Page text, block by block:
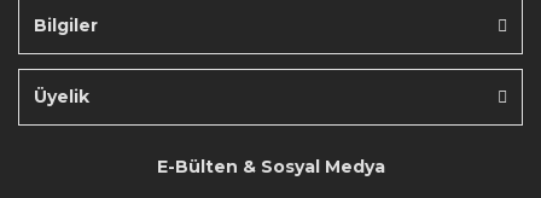
Bilgiler
Üyelik
E-Bülten & Sosyal Medya